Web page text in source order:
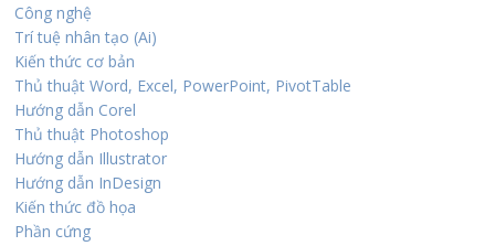
Công nghệ
Trí tuệ nhân tạo (Ai)
Kiến thức cơ bản
Thủ thuật Word, Excel, PowerPoint, PivotTable
Hướng dẫn Corel
Thủ thuật Photoshop
Hướng dẫn Illustrator
Hướng dẫn InDesign
Kiến thức đồ họa
Phần cứng